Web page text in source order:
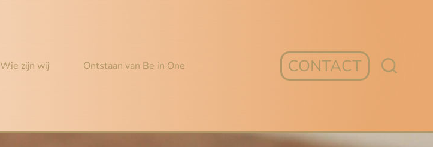
Wie zijn wij Ontstaan van Be in One CONTACT